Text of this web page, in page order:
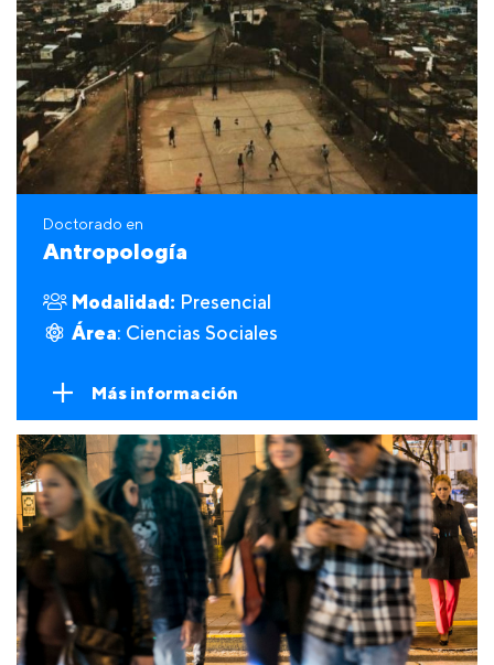
Doctorado en
Antropología
Modalidad: Presencial
Área: Ciencias Sociales
Más información